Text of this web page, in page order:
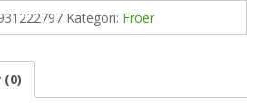
Kategori: Fröer
(0)